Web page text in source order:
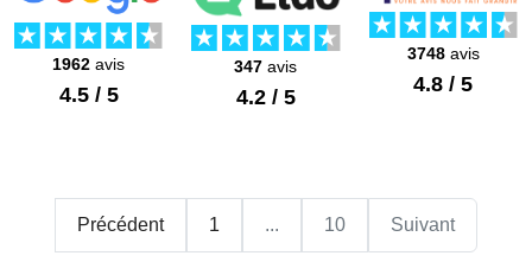
1962 avis
4.5 / 5
347 avis
4.2 / 5
3748avis
4.8 / 5
Précédent 1 ... 10 Suivant